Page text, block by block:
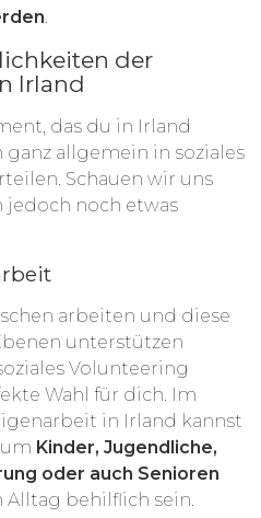
.
der
Irland
das du in Irland
ganz allgemein in soziales
Schauen wir uns
noch etwas
arbeiten und diese
unterstützen
Volunteering
Wahl für dich. Im
in Irland kannst
Kinder, Jugendliche,
oder auch Senioren
behilflich sein.